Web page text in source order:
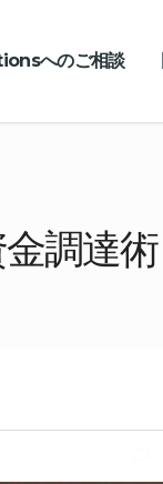
へのご相談
調達術